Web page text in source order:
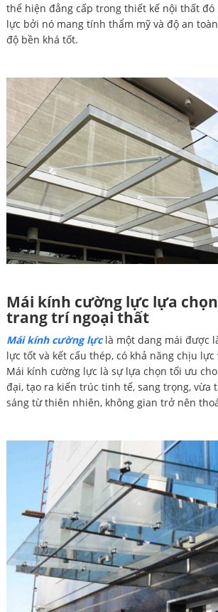
thể hiện đẳng cấp trong thiết kế nội thất
lực bởi nó mang tính thẩm mỹ và độ an
độ bền khá tốt.
Mái kính cường lực lựa
trang trí ngoại thất
Mái kính cường lựclà một dang mái được
lực tốt và kết cấu thép, có khả năng chịu
Mái kính cường lực là sự lựa chọn tối ưu
đại, tạo ra kiến trúc tinh tế, sang trọng, vừa
sáng từ thiên nhiên, không gian trở nên